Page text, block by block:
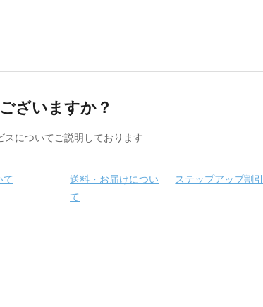
ざいますか？
についてご説明しております
て
送料・お届けについ
て
ステップアップ割